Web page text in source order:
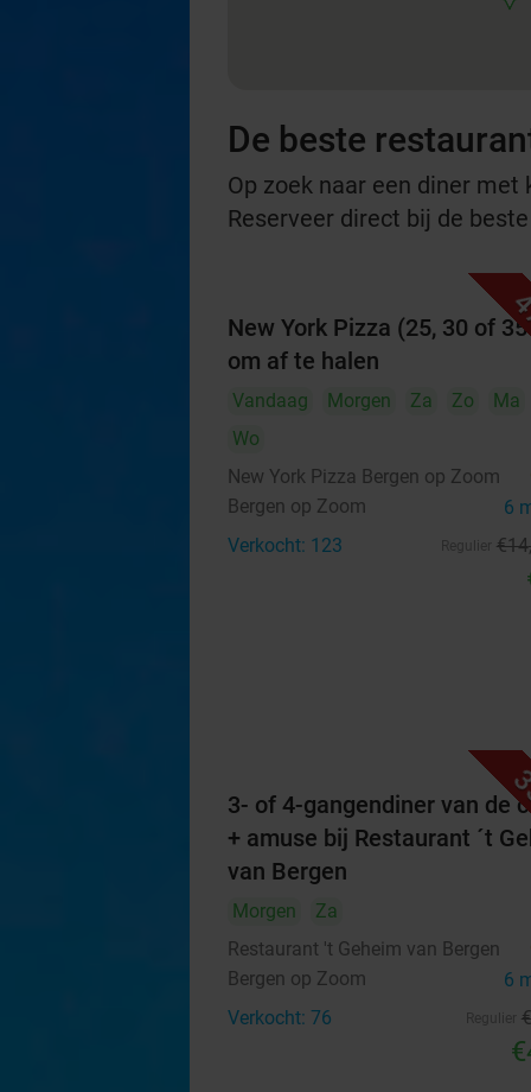
De beste
Op zoek naar een diner
Reserveer direct bij de
New York Pizza (25, 30 of
om af te halen
Vandaag Morgen Za Zo Ma
Wo
New York Pizza Bergen op Zoom
Bergen op Zoom 6
Verkocht: 123 €14
3- of 4-gangendiner van de
+ amuse bij Restaurant ´t
van Bergen
Morgen
Za
Restaurant 't Geheim van Bergen
Bergen op Zoom 6
Verkocht: 76